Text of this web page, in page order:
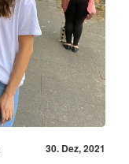
30. Dez, 2021